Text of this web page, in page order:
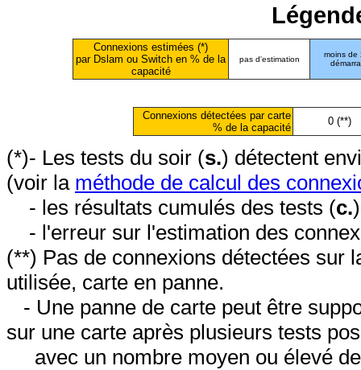
Connexions estimées (*)
par Dslam ou Switch en % de la
capacité
pas d'estimation
moins de
Connexions détectées par carte
% de la capacité
0 (**)
(*)- Les tests du soir (s.) détectent
(voir la méthode de calcul des
- les résultats cumulés des tests (c.
- l'erreur sur l'estimation des
(**) Pas de connexions détectées sur
utilisée, carte en panne.
- Une panne de carte peut être
sur une carte après plusieurs tests
avec un nombre moyen ou élevé